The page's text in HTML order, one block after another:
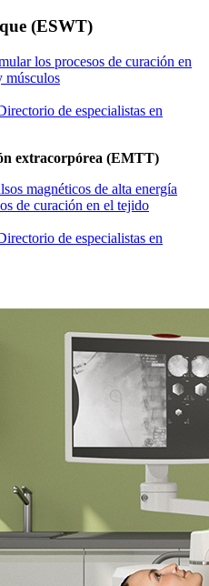
(ESWT)
los procesos de curación en
músculos
de especialistas en
extracorpórea (EMTT)
magnéticos de alta energía
de curación en el tejido
de especialistas en